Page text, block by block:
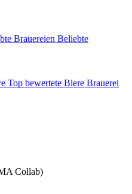
Brauereien Beliebte
Top bewertete Biere Brauerei